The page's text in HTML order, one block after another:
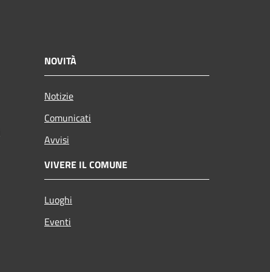
NOVITÀ
Notizie
Comunicati
Avvisi
VIVERE IL COMUNE
Luoghi
Eventi